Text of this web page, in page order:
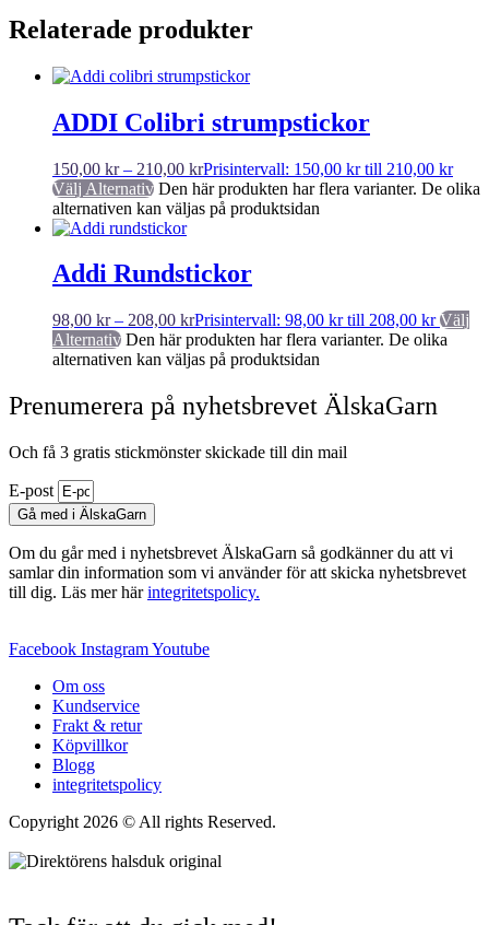
Relaterade produkter
ADDI Colibri strumpstickor
150,00 kr – 210,00 krPrisintervall: 150,00 kr till 210,00 kr
Välj Alternativ Den här produkten har flera varianter. De olika
alternativen kan väljas på produktsidan
Addi Rundstickor
98,00 kr – 208,00 krPrisintervall: 98,00 kr till 208,00 kr Välj
Alternativ Den här produkten har flera varianter. De olika
alternativen kan väljas på produktsidan
Prenumerera på nyhetsbrevet ÄlskaGarn
Och få 3 gratis stickmönster skickade till din mail
E-post
Gå med i ÄlskaGarn
Om du går med i nyhetsbrevet ÄlskaGarn så godkänner du att vi
samlar din information som vi använder för att skicka nyhetsbrevet
till dig. Läs mer härintegritetspolicy.
Facebook InstagramYoutube
Om oss
Kundservice
Frakt & retur
Köpvillkor
Blogg
integritetspolicy
Copyright 2026 © All rights Reserved.